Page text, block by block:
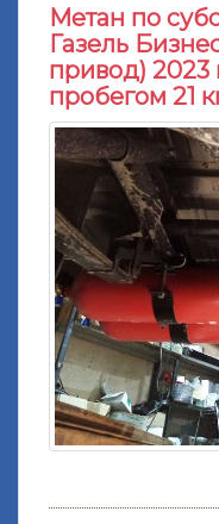
Метан по
Газель
привод) 2023
пробегом 21